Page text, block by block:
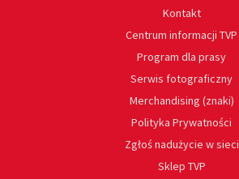
Kontakt
Centrum informacji TVP
Program dla prasy
Serwis fotograficzny
Merchandising (znaki)
Polityka Prywatności
Zgłoś nadużycie w sieci
Sklep TVP